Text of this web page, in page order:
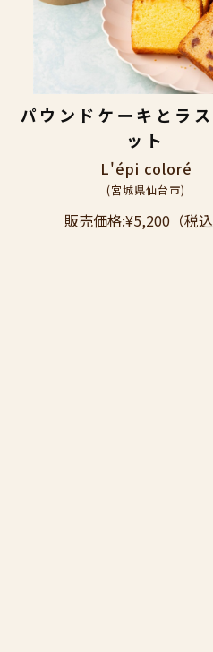
パウンドケーキとラ
ット
L'épi coloré
(宮城県仙台市)
販売価格:¥5,200 （税込